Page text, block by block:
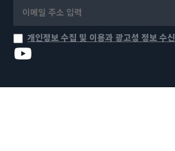
개인정보 수집 및 이용과 광고성 정보 수신